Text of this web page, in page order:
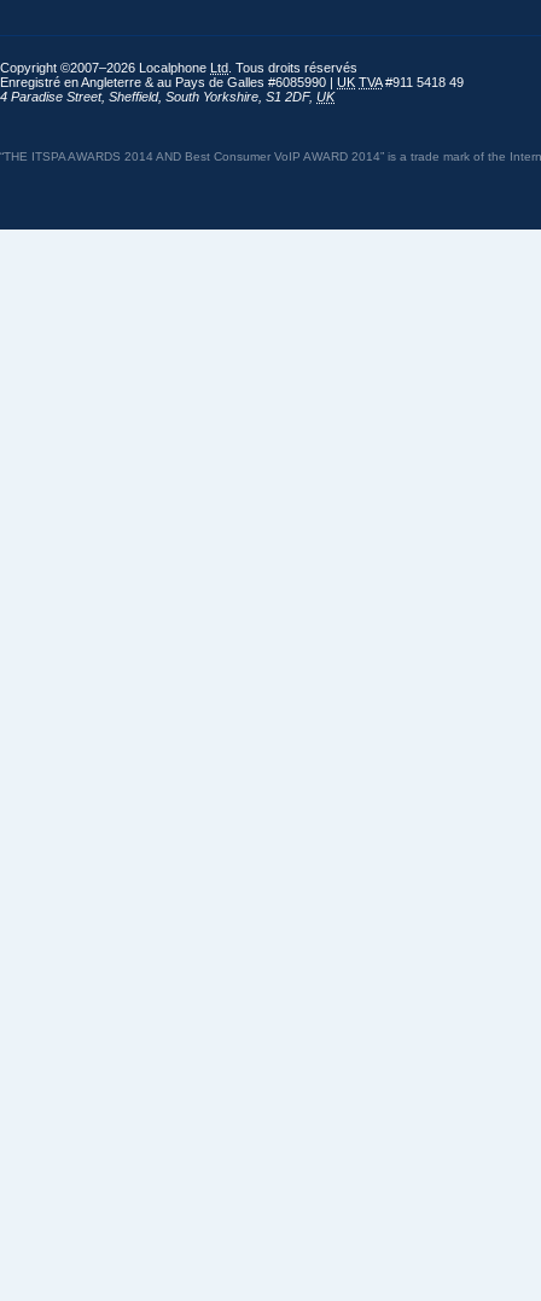
Copyright ©2007–2026 Localphone Ltd . Tous droits réservés
Enregistré en Angleterre & au Pays de Galles #6085990 | UK TVA#911 5418 49
4 Paradise Street, Sheffield, South Yorkshire S1 2DF, UK
“THE ITSPA AWARDS 2014 AND Best Consumer VoIP AWARD 2014” is a trade mark of the